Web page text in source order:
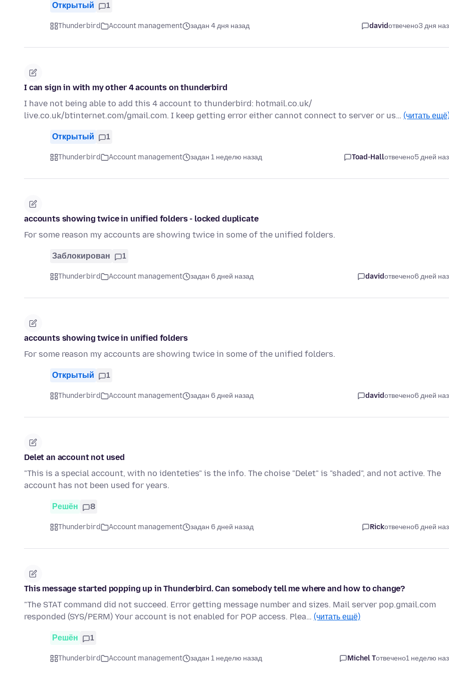
Открытый 1
Thunderbird Account management задан 4 дня назад davidотвечено3 дня
I can sign in with my other 4 acounts on thunderbird
I have not being able to add this 4 account to thunderbird: hotmail.co.uk/
live.co.uk/btinternet.com/gmail.com. I keep getting error either cannot connect to server or us… (читать
Открытый 1
Thunderbird Account management задан 1 неделю назад Toad-Hallотвечено5 дней
accounts showing twice in unified folders - locked duplicate
For some reason my accounts are showing twice in some of the unified folders.
Заблокирован 1
Thunderbird Account management задан 6 дней назад davidотвечено6 дней
accounts showing twice in unified folders
For some reason my accounts are showing twice in some of the unified folders.
Открытый 1
Thunderbird Account management задан 6 дней назад davidотвечено6 дней
Delet an account not used
"This is a special account, with no identeties" is the info. The choise "Delet" is "shaded", and not active. The
account has not been used for years.
Решён 8
Thunderbird Account management задан 6 дней назад Rickотвечено6 дней
This message started popping up in Thunderbird. Can somebody tell me where and how to change?
"The STAT command did not succeed. Error getting message number and sizes. Mail server pop.gmail.com
responded (SYS/PERM) Your account is not enabled for POP access. Plea… (читать ещё)
Решён 1
Thunderbird Account management задан 1 неделю назад Michel Tотвечено1 неделю